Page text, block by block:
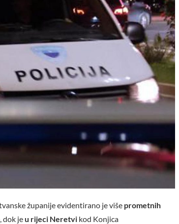
županije evidentirano je više prometnih
dok je u rijeci Neretvi kod Konjica